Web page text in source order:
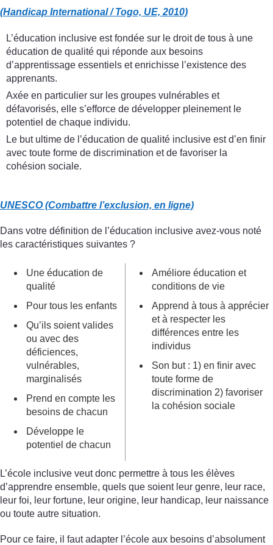
(Handicap International / Togo, UE, 2010)
L’éducation inclusive est fondée sur le droit de tous à une
éducation de qualité qui réponde aux besoins
d’apprentissage essentiels et enrichisse l’existence des
apprenants.
Axée en particulier sur les groupes vulnérables et
défavorisés, elle s’efforce de développer pleinement le
potentiel de chaque individu.
Le but ultime de l’éducation de qualité inclusive est d’en finir
avec toute forme de discrimination et de favoriser la
cohésion sociale.
UNESCO (Combattre l’exclusion, en ligne)
Dans votre définition de l’éducation inclusive avez-vous noté
les caractéristiques suivantes ?
Une éducation de
qualité
Pour tous les enfants
Qu’ils soient valides
ou avec des
déficiences,
vulnérables,
marginalisés
Prend en compte les
besoins de chacun
Développe le
potentiel de chacun
Améliore éducation et
conditions de vie
Apprend à tous à apprécier
et à respecter les
différences entre les
individus
Son but : 1) en finir avec
toute forme de
discrimination 2) favoriser
la cohésion sociale
L’école inclusive veut donc permettre à tous les élèves
d’apprendre ensemble, quels que soient leur genre, leur race,
leur foi, leur fortune, leur origine, leur handicap, leur naissance
ou toute autre situation.
Pour ce faire, il faut adapter l’école aux besoins d’absolument